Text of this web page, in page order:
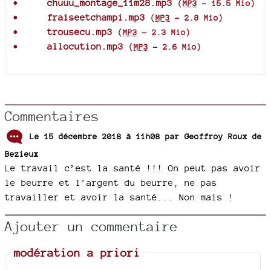
chuuu_montage_11m28.mp3 (MP3 - 15.5 Mio)
fraiseetchampi.mp3 (MP3 - 2.8 Mio)
trousecu.mp3 (MP3 - 2.3 Mio)
allocution.mp3 (MP3 - 2.6 Mio)
Commentaires
Le 15 décembre 2018 à 11h08 parGeoffroy Roux de
Bezieux
Le travail c’est la santé !!! On peut pas avoir
le beurre et l’argent du beurre, ne pas
travailler et avoir la santé... Non mais !
Ajouter un commentaire
modération a priori